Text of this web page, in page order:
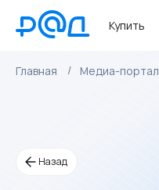
Купить
Главная Медиа-портал
Назад